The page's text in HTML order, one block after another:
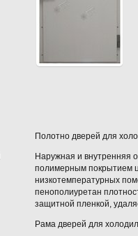
Полотно дверей для
Наружная и внутренняя
полимерным покрытием
низкотемпературных
пенополиуретан
защитной пленкой,
Рама дверей для